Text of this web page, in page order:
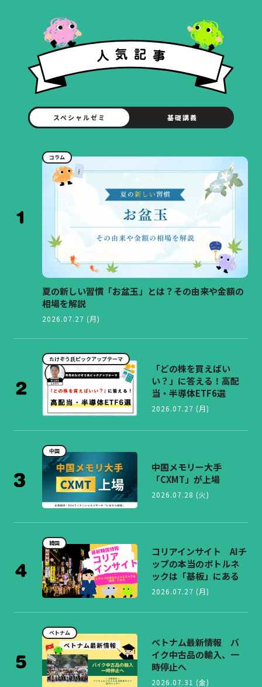
スペシャルゼミ 基礎講義
コラム
夏の新しい習慣「お盆玉」とは？その由来や金額の
相場を解説
2026.07.27 (月)
たけぞう氏ピックアップテーマ
「どの株を買えばい
い？」に答える！高配
当・半導体ETF6選
2026.07.27 (月)
中国
中国メモリー大手
「CXMT」が上場
2026.07.28 (火)
韓国
コリアインサイト AIチ
ップの本当のボトルネ
ックは「基板」にある
2026.07.27 (月)
ベトナム
ベトナム最新情報 バ
イク中古品の輸入、一
時停止へ
2026.07.31 (金)